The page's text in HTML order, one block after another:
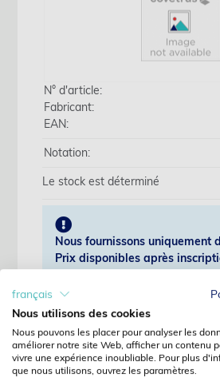
N° d'article:
Fabricant:
EAN:
Notation:
Le stock est déterminé
Nous fournissons uniquement
Prix disponibles après
Pas encore client?
Mot de passe oublié?
français
Nous utilisons des cookies
Nous pouvons les placer pour analyser les
améliorer notre site Web, afficher un contenu
vivre une expérience inoubliable. Pour plus
que nous utilisons, ouvrez les paramètres.